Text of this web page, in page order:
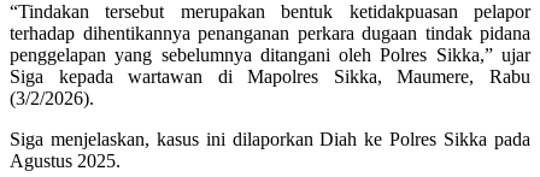
“Tindakan tersebut merupakan bentuk ketidakpuasan pelapor
terhadap dihentikannya penanganan perkara dugaan tindak pidana
penggelapan yang sebelumnya ditangani oleh Polres Sikka,” ujar
Siga kepada wartawan di Mapolres Sikka, Maumere, Rabu
(3/2/2026).
Siga menjelaskan, kasus ini dilaporkan Diah ke Polres Sikka pada
Agustus 2025.